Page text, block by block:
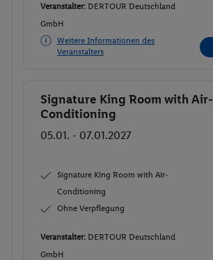
Veranstalter: DERTOUR Deutschland
GmbH
Weitere Informationen des
Veranstalters
Buchen
Signature King Room with Air-
Conditioning
05.01. - 07.01.2027
Signature King Room with Air-
Conditioning
Ohne Verpflegung
Veranstalter: DERTOUR Deutschland
GmbH